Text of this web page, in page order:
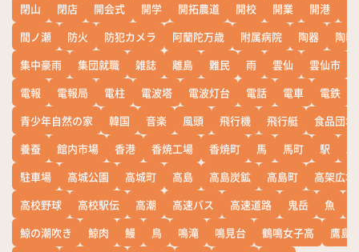
閉山
閉店 開会式 開学 開拓農道 開校 開業 開港
間ノ瀬
防火 防犯カメラ 阿蘭陀万歳 附属病院 陶器
陶器
集中豪雨
集団就職 雑誌 離島 難民 雨 雲仙 雲仙市
電報
電報局 電柱 電波塔 電波灯台 電話 電車 電鉄
青少年自然の家
韓国 音楽 風頭 飛行機 飛行艇
食品団地
養蚕
館内市場 香港 香焼工場 香焼町 馬 馬町 駅
駐車場
高城公園 高城町 高島 高島炭鉱 高島町
高架広場
高校野球
高校駅伝 高潮 高速バス 高速道路 鬼岳 魚
鯨の潮吹き
鯨肉 鰻 鳥 鳴滝 鳴見台 鶴鳴女子高
鷹島